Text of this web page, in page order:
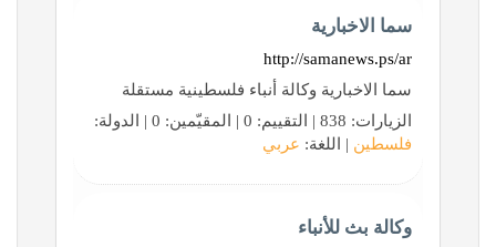
سما الاخبارية
http://samanews.ps/ar
سما الاخبارية وكالة أنباء فلسطينية مستقلة
الزيارات: 838 | التقييم: 0 | المقيّمين: 0 | الدولة:
فلسطين | اللغة: عربي
وكالة بث للأنباء